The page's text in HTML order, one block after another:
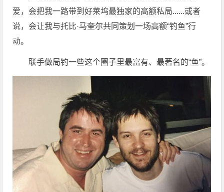
爱，会把我一路带到好莱坞最独家的高额私局......或者
说，会让我与托比·马奎尔共同策划一场高额“钓鱼”行
动。
联手做局钓一些这个圈子里最富有、最著名的“鱼”。